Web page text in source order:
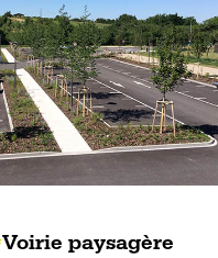
Voirie paysagère